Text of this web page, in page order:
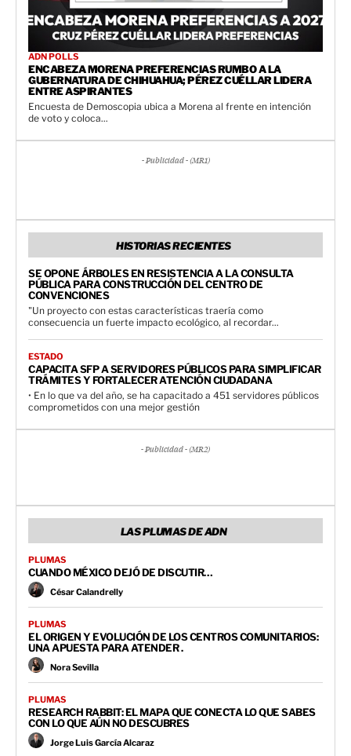
ADN POLLS
ENCABEZA MORENA PREFERENCIAS RUMBO A LA
GUBERNATURA DE CHIHUAHUA; PÉREZ CUÉLLAR LIDERA
ENTRE ASPIRANTES
Encuesta de Demoscopia ubica a Morena al frente en intención
de voto y coloca...
- Publicidad - (MR1)
HISTORIAS RECIENTES
SE OPONE ÁRBOLES EN RESISTENCIA A LA CONSULTA
PÚBLICA PARA CONSTRUCCIÓN DEL CENTRO DE
CONVENCIONES
"Un proyecto con estas características traería como
consecuencia un fuerte impacto ecológico, al recordar...
ESTADO
CAPACITA SFP A SERVIDORES PÚBLICOS PARA SIMPLIFICAR
TRÁMITES Y FORTALECER ATENCIÓN CIUDADANA
• En lo que va del año, se ha capacitado a 451 servidores públicos
comprometidos con una mejor gestión
- Publicidad - (MR2)
LAS PLUMAS DE ADN
PLUMAS
CUANDO MÉXICO DEJÓ DE DISCUTIR…
César Calandrelly
PLUMAS
EL ORIGEN Y EVOLUCIÓN DE LOS CENTROS COMUNITARIOS:
UNA APUESTA PARA ATENDER .
Nora Sevilla
PLUMAS
RESEARCH RABBIT: EL MAPA QUE CONECTA LO QUE SABES
CON LO QUE AÚN NO DESCUBRES
Jorge Luis García Alcaraz